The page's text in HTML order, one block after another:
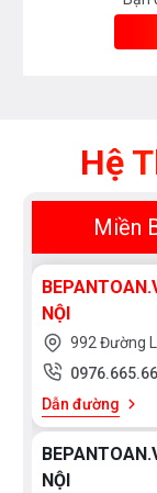
Hệ
Miền
NỘI
992 Đường
Dẫn đường
NỘI